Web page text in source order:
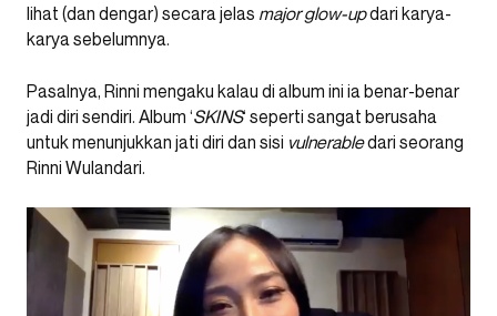
lihat (dan dengar) secara jelas major glow-updari karya-
karya sebelumnya.
Pasalnya, Rinni mengaku kalau di album ini ia benar-benar
jadi diri sendiri. Album ‘SKINS‘ seperti sangat berusaha
untuk menunjukkan jati diri dan sisi vulnerabledari seorang
Rinni Wulandari.